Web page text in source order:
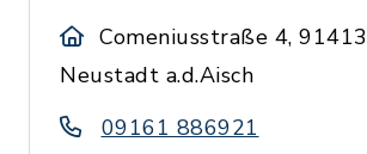
Comeniusstraße 4, 91413
Neustadt a.d.Aisch
09161 886921